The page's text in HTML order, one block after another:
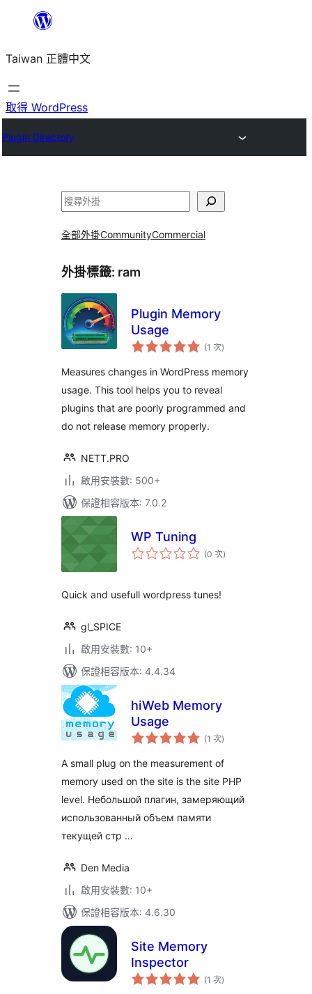
主
要
內
Taiwan 正體中文
取得 WordPress
Plugin Directory
搜
全部外掛CommunityCommercial
外掛標籤: ram
Plugin Memory
Usage
(1 次評
分
數
)
Measures changes in WordPress memory
usage. This tool helps you to reveal
plugins that are poorly programmed and
do not release memory properly.
NETT.PRO
啟用安裝數: 500+
保證相容版本: 7.0.2
WP Tuning
(0 次評
分)
Quick and usefull wordpress tunes!
gl_SPICE
啟用安裝數: 10+
保證相容版本: 4.4.34
hiWeb Memory
Usage
(1 次評
分
數
)
A small plug on the measurement of
memory used on the site is the site PHP
level. Небольшой плагин, замеряющий
использованный объем памяти
текущей стр …
Den Media
啟用安裝數: 10+
保證相容版本: 4.6.30
Site Memory
Inspector
(1 次評
分)